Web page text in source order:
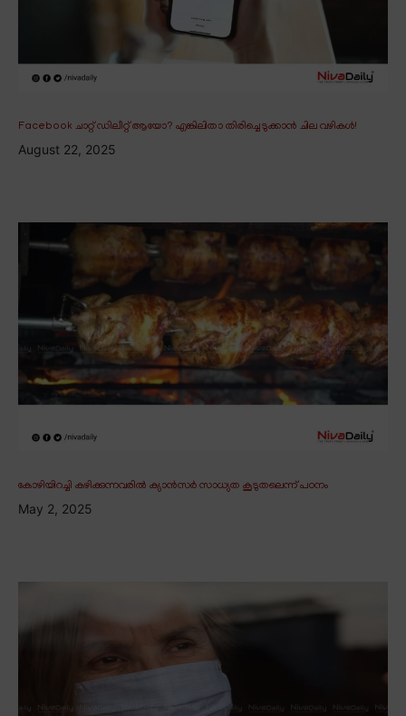
Facebook ചാറ്റ് ഡിലീറ്റ് ആയോ? എങ്കിലിതാ തിരിച്ചെടുക്കാൻ ചില വഴികൾ!
August 22, 2025
കോഴിയിറച്ചി കഴിക്കുന്നവരിൽ ക്യാൻസർ സാധ്യത കൂടുതലെന്ന് പഠനം
May 2, 2025